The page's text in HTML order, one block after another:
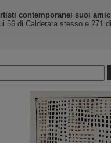
contemporanei suoi
56 di Calderara stesso e